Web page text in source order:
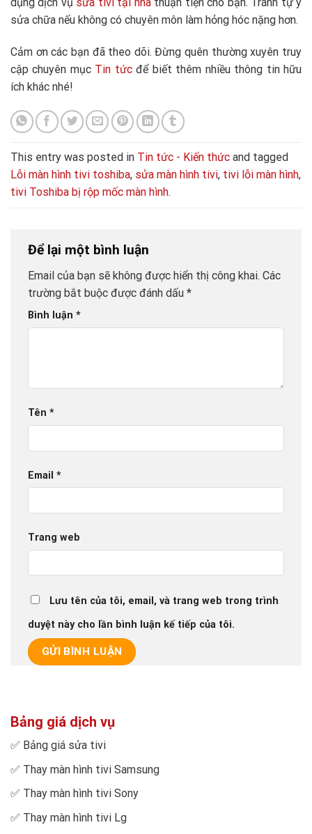
dụng dịch vụ sửa tivi tại nhàthuận tiện cho bạn. Tránh tự ý
sửa chữa nếu không có chuyên môn làm hỏng hóc nặng hơn.
Cảm ơn các bạn đã theo dõi. Đừng quên thường xuyên truy
cập chuyên mục Tin tứcđể biết thêm nhiều thông tin hữu
ích khác nhé!
This entry was posted in Tin tức - Kiến thức and tagged
Lỗi màn hình tivi toshiba, sửa màn hình tivi, tivi lỗi màn hình,
tivi Toshiba bị rộp mốc màn hình.
Để lại một bình luận
Email của bạn sẽ không được hiển thị công khai. Các
trường bắt buộc được đánh dấu *
Bình luận *
Tên *
Email *
Trang web
Lưu tên của tôi, email, và trang web trong trình
duyệt này cho lần bình luận kế tiếp của tôi.
Bảng giá dịch vụ
✅ Bảng giá sửa tivi
✅ Thay màn hình tivi Samsung
✅ Thay màn hình tivi Sony
✅ Thay màn hình tivi Lg